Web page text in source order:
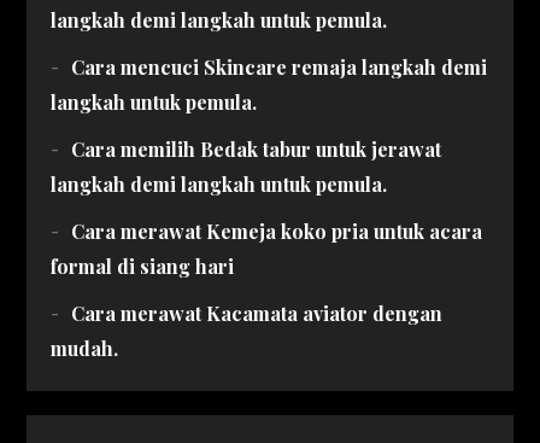
langkah demi langkah untuk pemula.
Cara mencuci Skincare remaja langkah demi
langkah untuk pemula.
Cara memilih Bedak tabur untuk jerawat
langkah demi langkah untuk pemula.
Cara merawat Kemeja koko pria untuk acara
formal di siang hari
Cara merawat Kacamata aviator dengan
mudah.